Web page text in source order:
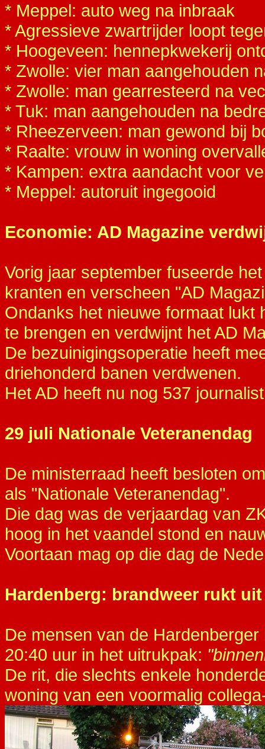
* Meppel: auto weg na inbraak
* Agressieve zwartrijder loopt
* Hoogeveen: hennepkwekerij
* Zwolle: vier man aangehouden
* Zwolle: man gearresteerd na
* Tuk: man aangehouden na
* Rheezerveen: man gewond bij
* Raalte: vrouw in woning
* Kampen: extra aandacht voor
* Meppel: autoruit ingegooid
Economie: AD Magazine
Vorig jaar september fuseerde
kranten en verscheen "AD
Ondanks het nieuwe formaat lukt
te brengen en verdwijnt het AD
De bezuinigingsoperatie heeft
driehonderd banen verdwenen.
Het AD heeft nu nog 537
29 juli Nationale Veteranendag
De ministerraad heeft besloten
als "Nationale Veteranendag".
Die dag was de verjaardag van
hoog in het vaandel stond en
Voortaan mag op die dag de
Hardenberg: brandweer rukt
De mensen van de
20:40 uur in het uitrukpak:
De rit, die slechts enkele
woning van een voormalig